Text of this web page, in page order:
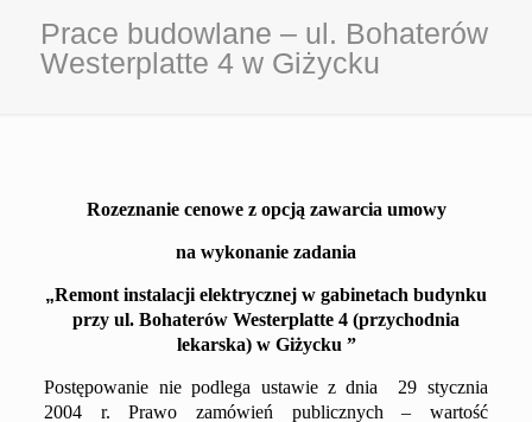
Prace budowlane – ul. Bohaterów
Westerplatte 4 w Giżycku
Rozeznanie cenowe z opcją zawarcia umowy
na wykonanie zadania
„Remont instalacji elektrycznej w gabinetach budynku
przy ul. Bohaterów Westerplatte 4 (przychodnia
lekarska) w Giżycku ”
Postępowanie nie podlega ustawie z dnia 29 stycznia
2004 r. Prawo zamówień publicznych – wartość